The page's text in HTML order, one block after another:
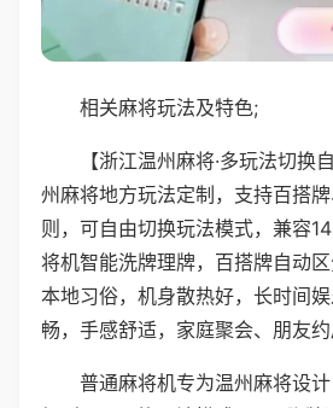
相关麻将玩法及特色;
【浙江温州麻将·多玩法切换
州麻将地方玩法定制，支持百搭
则，可自由切换玩法模式，兼容
将机智能洗牌理牌，百搭牌自动
本地习俗，机身散热好，长时间
畅，手感舒适，家庭聚会、朋友约
普通麻将机专为温州麻将设